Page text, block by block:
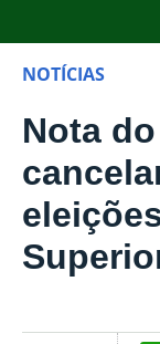
NOTÍCIAS
Nota